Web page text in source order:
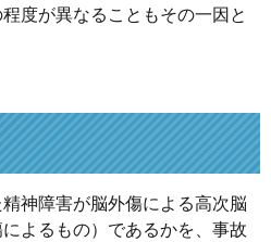
度が異なることもその一因と
神障害が脳外傷による高次脳
よるもの）であるかを、事故